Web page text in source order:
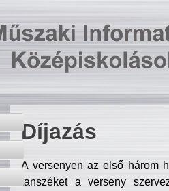
Díjazás
A versenyen az első három
tanszéket a verseny